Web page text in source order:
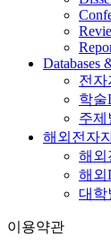
Databases
전자
학술
주제
해외전자
해외
해외
대학
이용약관